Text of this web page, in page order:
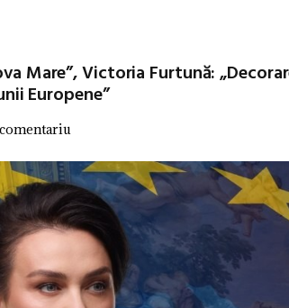
Mare”, Victoria Furtună:
Europene”